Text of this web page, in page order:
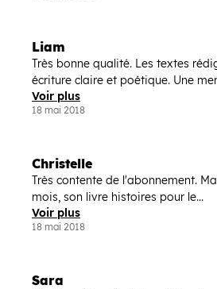
Liam
Très bonne qualité. Les textes
écriture claire et poétique. Une
Voir plus
18 mai 2018
Christelle
Très contente de l'abonnement.
mois, son livre histoires pour le...
Voir plus
18 mai 2018
Sara